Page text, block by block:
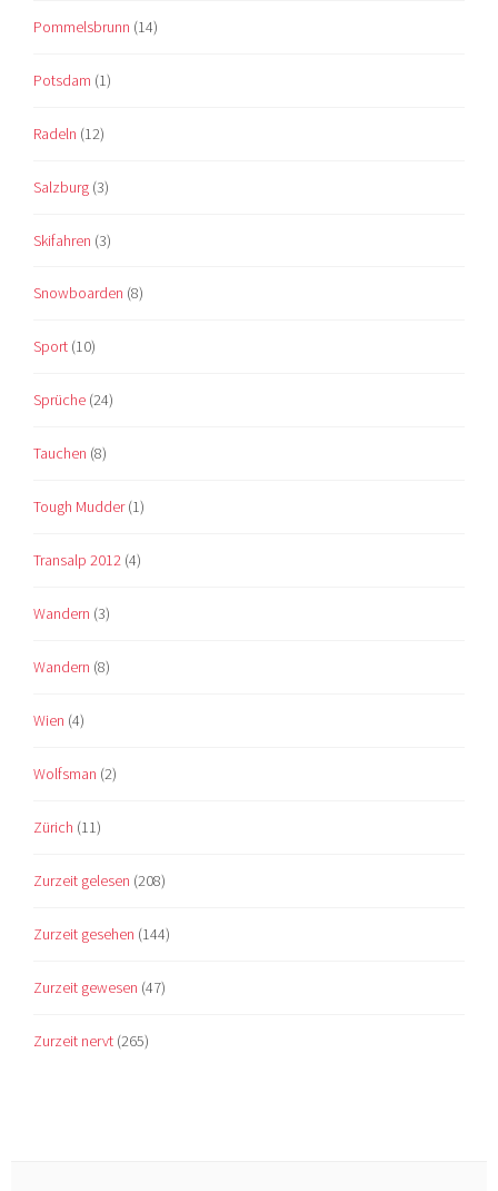
Pommelsbrunn (14)
Potsdam (1)
Radeln (12)
Salzburg (3)
Skifahren (3)
Snowboarden (8)
Sport (10)
Sprüche (24)
Tauchen (8)
Tough Mudder(1)
Transalp 2012 (4)
Wandern (3)
Wandern (8)
Wien (4)
Wolfsman (2)
Zürich (11)
Zurzeit gelesen (208)
Zurzeit gesehen (144)
Zurzeit gewesen (47)
Zurzeit nervt (265)